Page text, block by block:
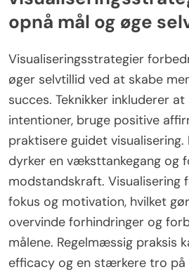
opnå mål og øge
Visualiseringsstrategier
øger selvtillid ved at skabe
succes. Teknikker inkluderer
intentioner, bruge positive
praktisere guidet
dyrker en væksttankegang og
modstandskraft. Visualisering
fokus og motivation, hvilket
overvinde forhindringer og
målene. Regelmæssig praksis
efficacy og en stærkere tro på